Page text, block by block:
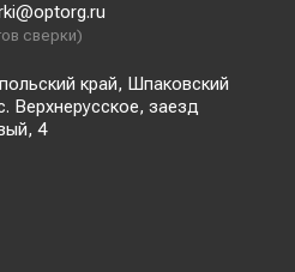
сверки)
край, Шпаковский
Верхнерусское, заезд
4